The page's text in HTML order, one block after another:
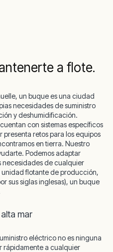
a flote.
un buque es una ciudad
necesidades de suministro
y deshumidificación.
con sistemas específicos
presenta retos para los equipos
en tierra. Nuestro
Podemos adaptar
necesidades de cualquier
flotante de producción,
sus siglas inglesas), un buque
mar
eléctrico no es ninguna
rápidamente a cualquier